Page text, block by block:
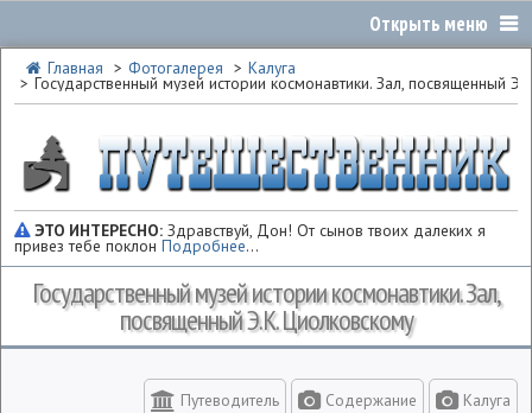
Главная Фотогалерея Калуга
Государственный музей истории космонавтики. Зал, посвященный
ЭТО ИНТЕРЕСНО: Здравствуй, Дон! От сынов твоих далеких я
привез тебе поклонПодробнее...
Государственный музей истории космонавтики. Зал,
посвященный Э.К. Циолковскому
Путеводитель Содержание Калуга